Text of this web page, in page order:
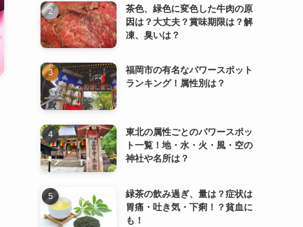
茶色、緑色に変色した牛肉の原
因は？大丈夫？賞味期限は？解
凍、臭いは？
福岡市の有名なパワースポット
ランキング！属性別は？
東北の属性ごとのパワースポッ
ト一覧！地・水・火・風・空の
神社や名所は？
緑茶の飲み過ぎ、量は？症状は
胃痛・吐き気・下痢！？貧血に
も！